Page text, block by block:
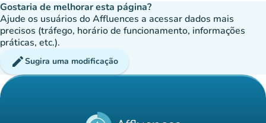
Gostaria de melhorar esta página?
Ajude os usuários do Affluences a acessar dados mais
precisos (tráfego, horário de funcionamento, informações
práticas, etc.).
editSugira uma modificação